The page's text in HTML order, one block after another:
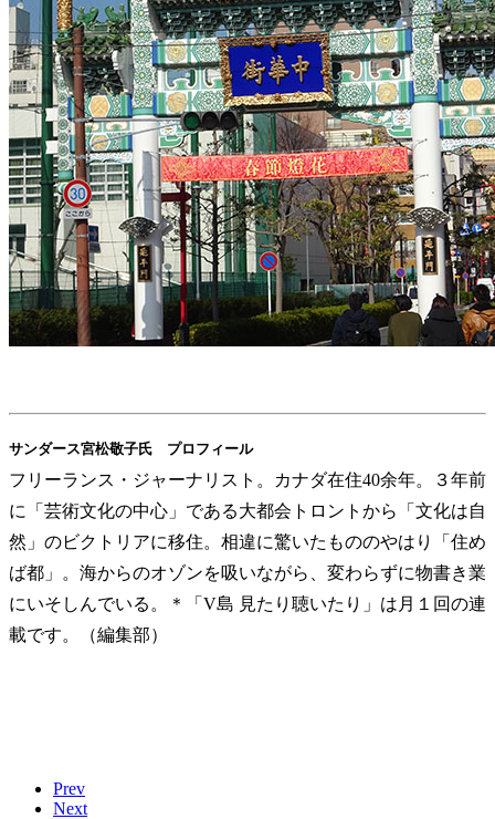
サンダース宮松敬子氏 プロフィール
フリーランス・ジャーナリスト。カナダ在住40余年。３年前
に「芸術文化の中心」である大都会トロントから「文化は自
然」のビクトリアに移住。相違に驚いたもののやはり「住め
ば都」。海からのオゾンを吸いながら、変わらずに物書き業
にいそしんでいる。＊「V島 見たり聴いたり」は月１回の連
載です。（編集部）
Prev
Next